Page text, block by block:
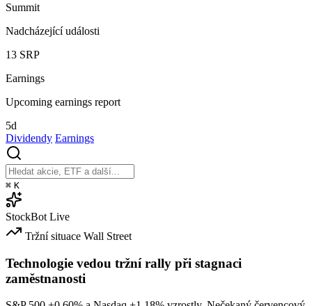
Summit
Nadcházející události
13 SRP
Earnings
Upcoming earnings report
5d
Dividendy Earnings
⌘ K
StockBot Live
Tržní situace Wall Street
Technologie vedou tržní rally při stagnaci
zaměstnanosti